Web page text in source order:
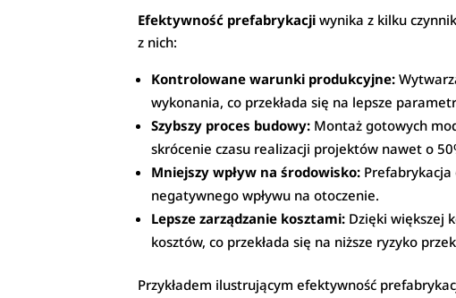
Efektywność prefabrykacji wynika z kilku
z nich:
Kontrolowane warunki produkcyjne:
wykonania, co przekłada się na lepsze
Szybszy proces budowy: Montaż gotowych
skrócenie czasu realizacji projektów nawet o
Mniejszy wpływ na środowisko: Prefabrykacja
negatywnego wpływu na otoczenie.
Lepsze zarządzanie kosztami: Dzięki większej
kosztów, co przekłada się na niższe ryzyko
Przykładem ilustrującym efektywność